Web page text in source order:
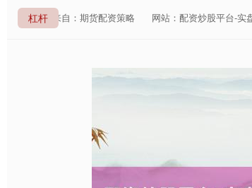
杠杆 来自：期货配资策略 网站：配资炒股平台-实